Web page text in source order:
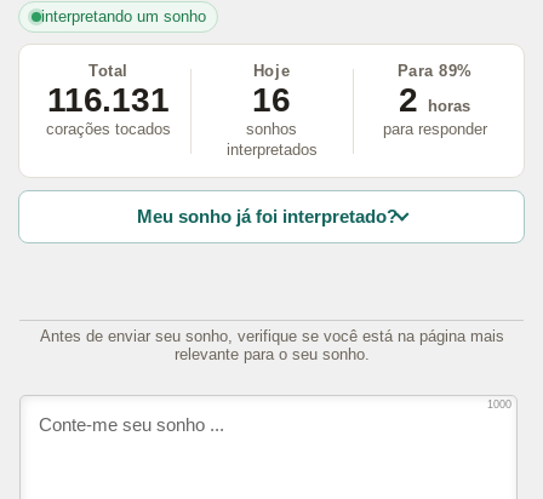
interpretando um sonho
Total
116.131
corações tocados
Hoje
16
sonhos
interpretados
Para 89%
2
horas
para responder
Meu sonho já foi interpretado?
Antes de enviar seu sonho, verifique se você está na página mais
relevante para o seu sonho.
1000